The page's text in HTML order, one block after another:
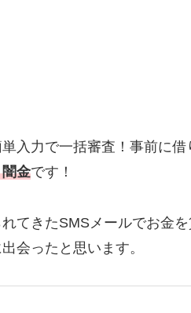
入力で一括審査！事前に
金です！
てきたSMSメールでお金
会ったと思います。